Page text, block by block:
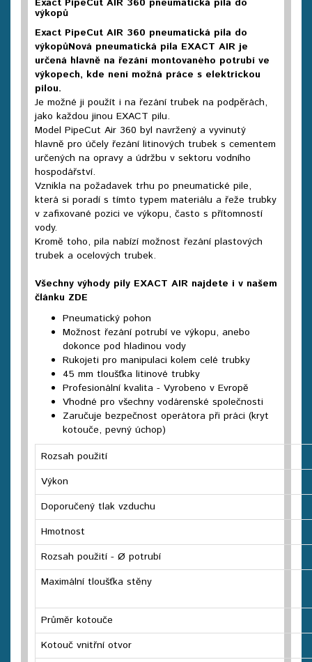
Exact PipeCut AIR 360 pneumatická pila do
výkopů
Exact PipeCut AIR 360 pneumatická pila do
výkopůNová pneumatická pila EXACT AIR je
určená hlavně na řezání montovaného potrubí ve
výkopech, kde není možná práce s elektrickou
pilou.
Je možné ji použít i na řezání trubek na podpěrách,
jako každou jinou EXACT pilu.
Model PipeCut Air 360 byl navržený a vyvinutý
hlavně pro účely řezání litinových trubek s cementem
určených na opravy a údržbu v sektoru vodního
hospodářství.
Vznikla na požadavek trhu po pneumatické pile,
která si poradí s tímto typem materiálu a řeže trubky
v zafixované pozici ve výkopu, často s přítomností
vody.
Kromě toho, pila nabízí možnost řezání plastových
trubek a ocelových trubek.
Všechny výhody pily EXACT AIR najdete i v našem
článku ZDE
Pneumatický pohon
Možnost řezání potrubí ve výkopu, anebo
dokonce pod hladinou vody
Rukojeti pro manipulaci kolem celé trubky
45 mm tloušťka litinové trubky
Profesionální kvalita - Vyrobeno v Evropě
Vhodné pro všechny vodárenské společnosti
Zaručuje bezpečnost operátora při práci (kryt
kotouče, pevný úchop)
Rozsah použití
Výkon
Doporučený tlak vzduchu
Hmotnost
Rozsah použití - Ø potrubí
Maximální tloušťka stěny
Průměr kotouče
Kotouč vnitřní otvor